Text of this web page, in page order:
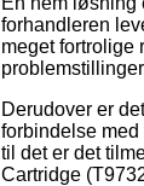
forhandleren
meget fortrolige
Derudover er
forbindelse
til det er det
Cartridge